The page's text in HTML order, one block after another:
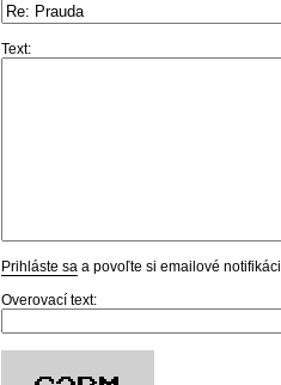
Text:
Prihláste sa a povoľte si emailové
Overovací text: